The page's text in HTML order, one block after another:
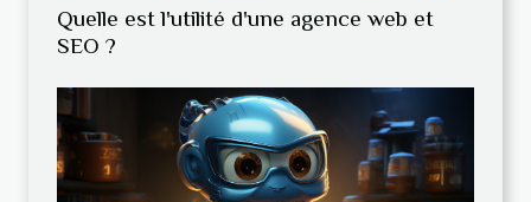
Quelle est l'utilité d'une agence web et
SEO ?